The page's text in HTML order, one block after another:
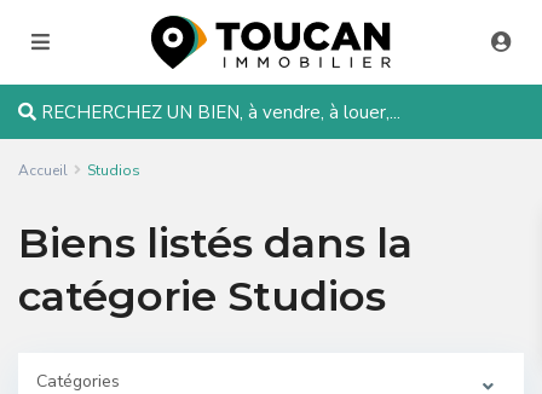
RECHERCHEZ UN BIEN, à vendre, à louer,...
Accueil Studios
Biens listés dans la
catégorie Studios
Catégories